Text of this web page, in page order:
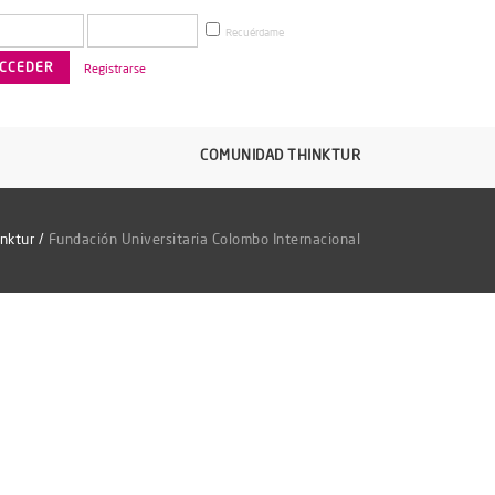
Recuérdame
Registrarse
COMUNIDAD THINKTUR
/ Fundación Universitaria Colombo Internacional